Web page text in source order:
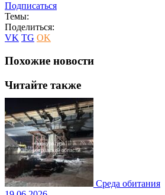
Подписаться
Темы:
Поделиться:
VK TG OK
Похожие новости
Читайте также
Среда обитания